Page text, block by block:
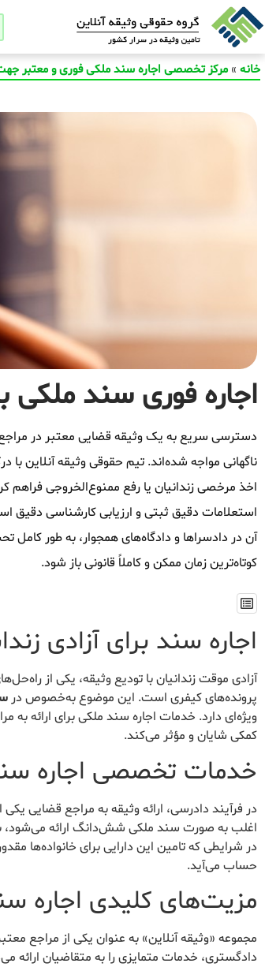
خانه » مرکز تخصصی اجاره سند ملکی فوری و معتبر
اجاره فوری سند ملکی
دسترسی سریع به یک وثیقه قضایی معتبر در مراجع
ناگهانی مواجه شده‌اند. تیم حقوقی وثیقه آنلاین
اخذ مرخصی زندانیان یا رفع ممنوع‌الخروجی فراهم
استعلامات دقیق ثبتی و ارزیابی کارشناسی دقیق
آن در دادسراها و دادگاه‌های همجوار، به طور
کوتاه‌ترین زمان ممکن و کاملاً قانونی باز شود.
اجاره سند برای آزادی
آزادی موقت زندانیان با تودیع وثیقه، یکی از
پرونده‌های کیفری است. این موضوع به‌خصوص در
ویژه‌ای دارد. خدمات اجاره سند ملکی برای ارائه به
کمکی شایان و مؤثر می‌کند.
خدمات تخصصی اجاره
در فرآیند دادرسی، ارائه وثیقه به مراجع قضایی
اغلب به صورت سند ملکی شش‌دانگ ارائه می‌شود،
در شرایطی که تامین این دارایی برای خانواده‌ها
حساب می‌آید.
مزیت‌های کلیدی اجاره
مجموعه «وثیقه آنلاین» به عنوان یکی از مراجع
دادگستری، خدمات متمایزی را به متقاضیان ارائه